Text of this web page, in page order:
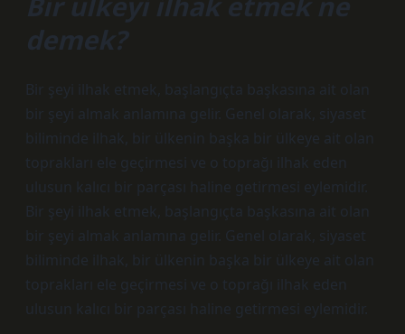
demek?
Bir şeyi ilhak etmek, başlangıçta başkasına ait olan
bir şeyi almak anlamına gelir. Genel olarak, siyaset
biliminde ilhak, bir ülkenin başka bir ülkeye ait olan
toprakları ele geçirmesi ve o toprağı ilhak eden
ulusun kalıcı bir parçası haline getirmesi eylemidir.
Bir şeyi ilhak etmek, başlangıçta başkasına ait olan
bir şeyi almak anlamına gelir. Genel olarak, siyaset
biliminde ilhak, bir ülkenin başka bir ülkeye ait olan
toprakları ele geçirmesi ve o toprağı ilhak eden
ulusun kalıcı bir parçası haline getirmesi eylemidir.